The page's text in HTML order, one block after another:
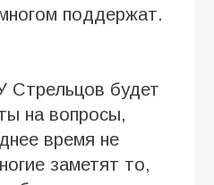
поддержат.
Стрельцов будет
на вопросы,
время не
заметят то,